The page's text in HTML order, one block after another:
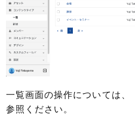
一覧画面の操作については、
参照ください。